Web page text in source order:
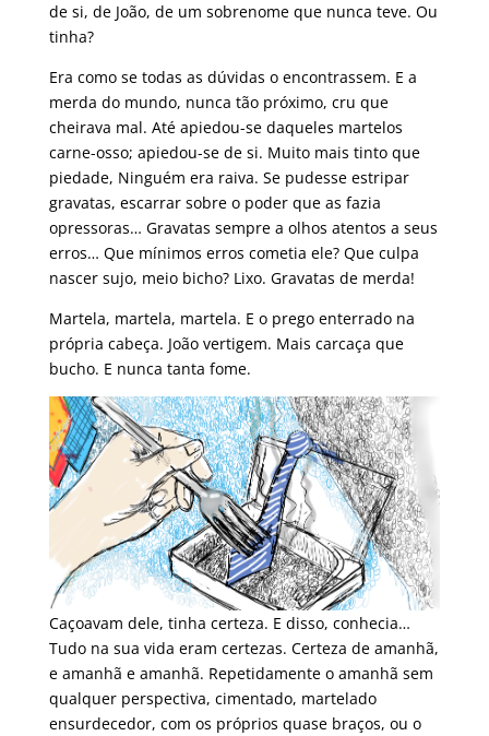
de si, de João, de um sobrenome que nunca teve. Ou
tinha?
Era como se todas as dúvidas o encontrassem. E a
merda do mundo, nunca tão próximo, cru que
cheirava mal. Até apiedou-se daqueles martelos
carne-osso; apiedou-se de si. Muito mais tinto que
piedade, Ninguém era raiva. Se pudesse estripar
gravatas, escarrar sobre o poder que as fazia
opressoras… Gravatas sempre a olhos atentos a seus
erros… Que mínimos erros cometia ele? Que culpa
nascer sujo, meio bicho? Lixo. Gravatas de merda!
Martela, martela, martela. E o prego enterrado na
própria cabeça. João vertigem. Mais carcaça que
bucho. E nunca tanta fome.
Caçoavam dele, tinha certeza. E disso, conhecia…
Tudo na sua vida eram certezas. Certeza de amanhã,
e amanhã e amanhã. Repetidamente o amanhã sem
qualquer perspectiva, cimentado, martelado
ensurdecedor, com os próprios quase braços, ou o